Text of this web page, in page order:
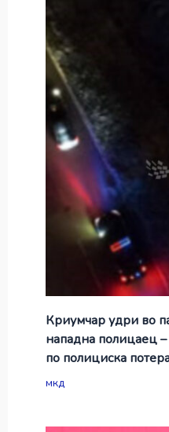
Криумчар удри во
нападна полицаец
по полициска
мкд